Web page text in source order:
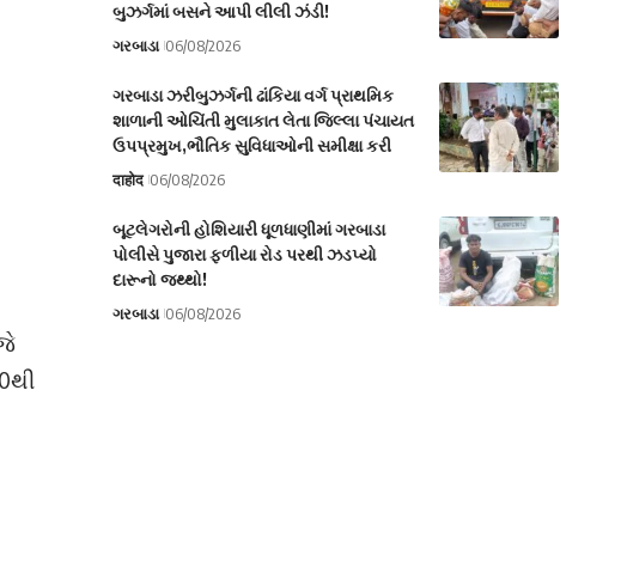
બુઝર્ગમાં બસને આપી લીલી ઝંડી!
ગરબાડા 06/08/2026
ગરબાડા ઝરીબુઝર્ગની ઢાંકિયા વર્ગ પ્રાથમિક
શાળાની ઓચિંતી મુલાકાત લેતા જિલ્લા પંચાયત
ઉપપ્રમુખ,ભૌતિક સુવિધાઓની સમીક્ષા કરી
दाहोद 06/08/2026
બૂટલેગરોની હોશિયારી ધૂળધાણીમાં ગરબાડા
પોલીસે પુજારા ફળીયા રોડ પરથી ઝડપ્યો
દારૂનો જથ્થો!
ગરબાડા 06/08/2026